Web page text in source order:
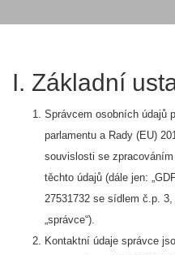
I. Základní
Správcem osobních údajů
parlamentu a Rady (EU)
souvislosti se
těchto údajů (dále jen:
27531732 se sídlem č.p.
„správce“).
Kontaktní údaje správce